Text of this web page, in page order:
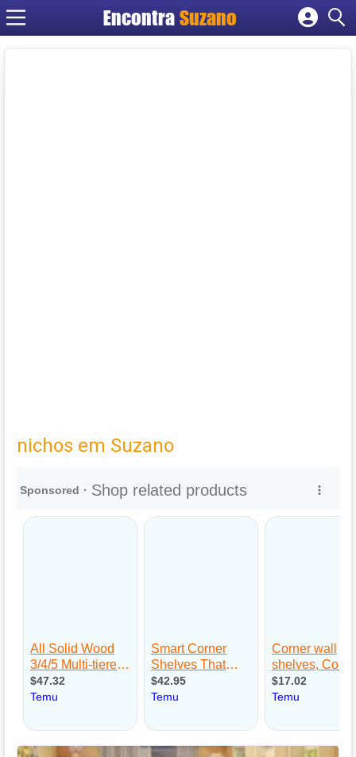
EncontraSuzano
Cadastrar empresa
nichos em Suzano